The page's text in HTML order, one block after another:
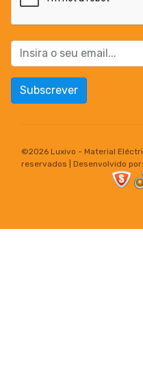
Subscrever
©2026 Luxivo - Material
reservados | Desenvolvido por: